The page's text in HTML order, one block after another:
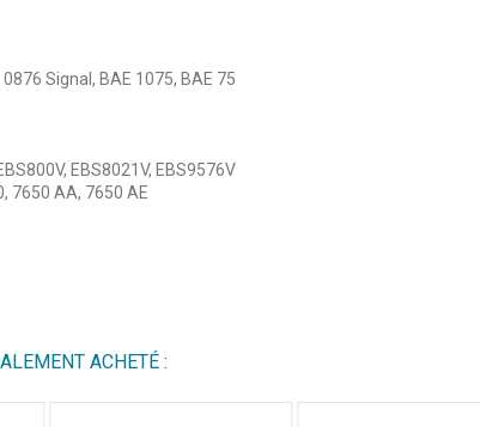
Signal, BAE 1075, BAE 75
EBS8021V, EBS9576V
7650 AA, 7650 AE
bon produit.
Avis du04/07/2026 , suite à une expérience du17/06/2026
ACHETÉ :